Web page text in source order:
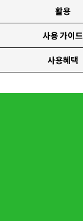
활용
사용 가이드
사용혜택